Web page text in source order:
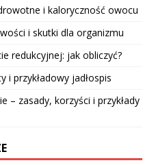
i kaloryczność owocu
i skutki dla organizmu
redukcyjnej: jak obliczyć?
i przykładowy jadłospis
– zasady, korzyści i przykłady